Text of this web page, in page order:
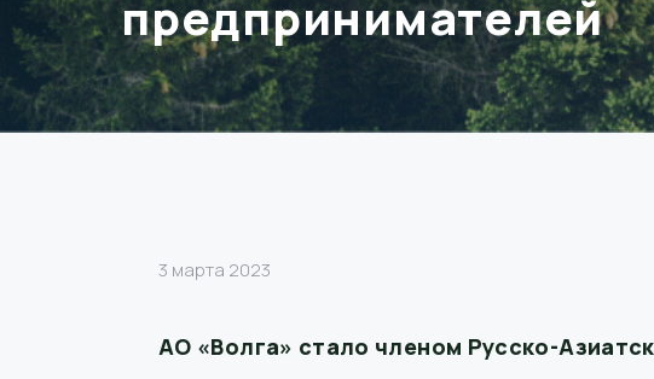
предпринимателей
3 марта 2023
АО «Волга» стало членом Русско-